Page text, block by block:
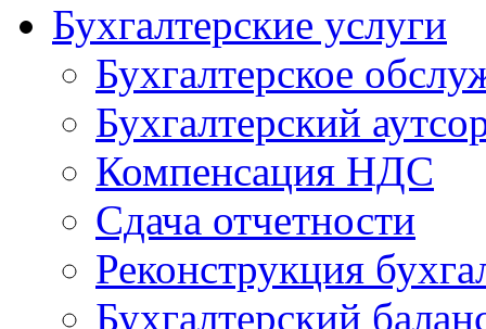
Бухгалтерские услуги
Бухгалтерское
Бухгалтерский
Компенсация НДС
Сдача отчетности
Реконструкция
Бухгалтерский